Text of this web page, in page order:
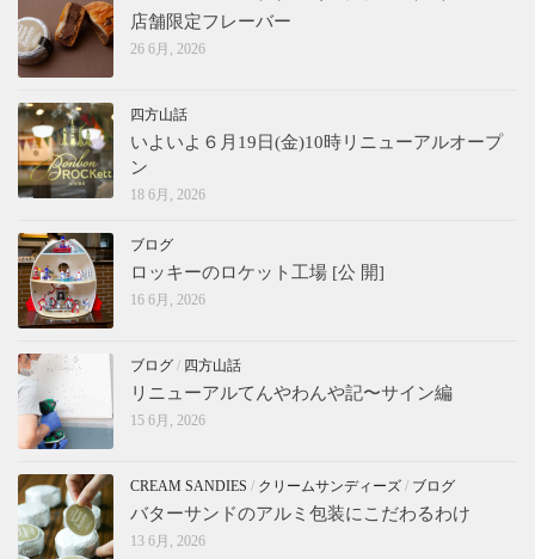
店舗限定フレーバー
26 6月, 2026
四方山話
いよいよ６月19日(金)10時リニューアルオープ
ン
18 6月, 2026
ブログ
ロッキーのロケット工場 [公 開]
16 6月, 2026
ブログ / 四方山話
リニューアルてんやわんや記〜サイン編
15 6月, 2026
CREAM SANDIES / クリームサンディーズ / ブログ
バターサンドのアルミ包装にこだわるわけ
13 6月, 2026